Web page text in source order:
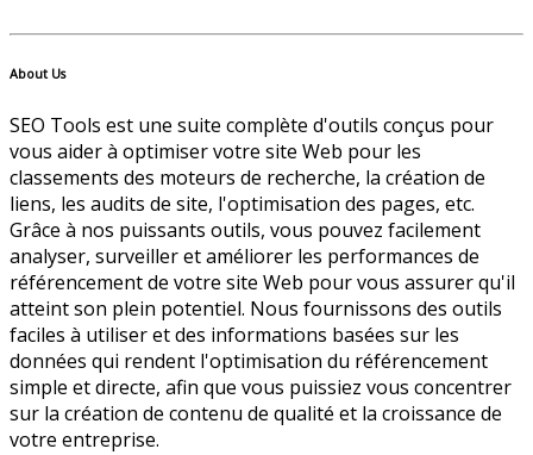
About Us
SEO Tools est une suite complète d'outils conçus pour
vous aider à optimiser votre site Web pour les
classements des moteurs de recherche, la création de
liens, les audits de site, l'optimisation des pages, etc.
Grâce à nos puissants outils, vous pouvez facilement
analyser, surveiller et améliorer les performances de
référencement de votre site Web pour vous assurer qu'il
atteint son plein potentiel. Nous fournissons des outils
faciles à utiliser et des informations basées sur les
données qui rendent l'optimisation du référencement
simple et directe, afin que vous puissiez vous concentrer
sur la création de contenu de qualité et la croissance de
votre entreprise.